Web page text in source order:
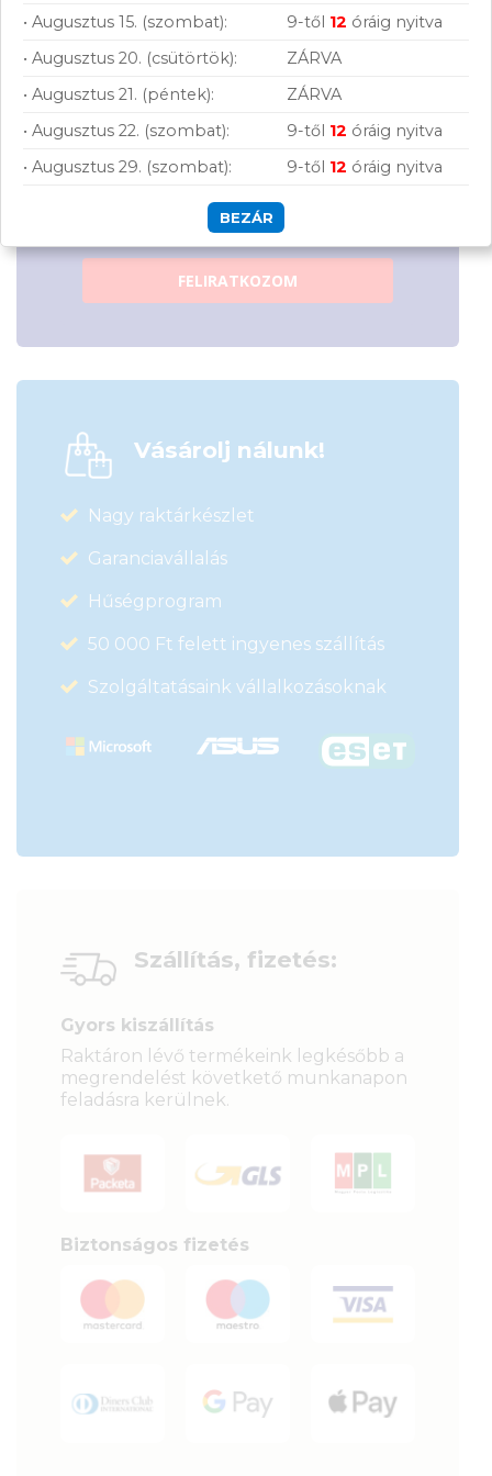
adatkezelési tájékoztatót.
FELIRATKOZOM
Vásárolj nálunk!
Nagy raktárkészlet
Garanciavállalás
Hűségprogram
50 000 Ft felett ingyenes szállítás
Szolgáltatásaink vállalkozásoknak
Szállítás, fizetés:
Gyors kiszállítás
Raktáron lévő termékeink legkésőbb a
megrendelést követkető munkanapon
feladásra kerülnek.
Biztonságos fizetés
• Augusztus 15. (szombat):
9-től 12 óráig nyitva
• Augusztus 20. (csütörtök):
ZÁRVA
• Augusztus 21. (péntek):
ZÁRVA
• Augusztus 22. (szombat):
9-től 12 óráig nyitva
• Augusztus 29. (szombat):
9-től 12 óráig nyitva
BEZÁR